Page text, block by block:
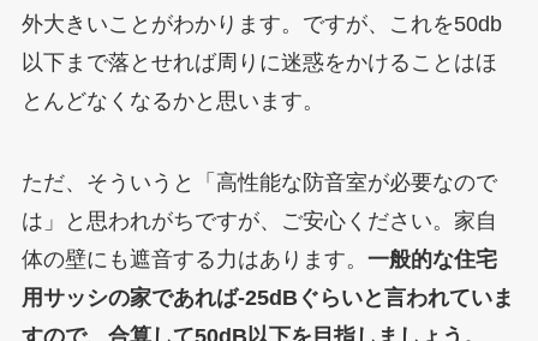
外大きいことがわかります。ですが、これを50db
以下まで落とせれば周りに迷惑をかけることはほ
とんどなくなるかと思います。
ただ、そういうと「高性能な防音室が必要なので
は」と思われがちですが、ご安心ください。家自
体の壁にも遮音する力はあります。 一般的な住宅
用サッシの家であれば-25dBぐらいと言われていま
すので、合算して50dB以下を目指しましょう。